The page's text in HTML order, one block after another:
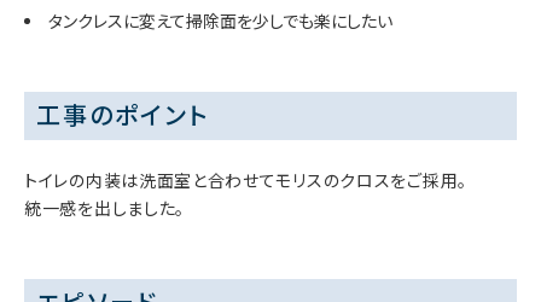
タンクレスに変えて掃除面を少しでも楽にしたい
工事のポイント
トイレの内装は洗面室と合わせてモリスのクロスをご採用。
統一感を出しました。